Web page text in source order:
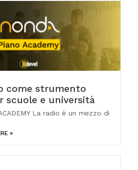
come strumento
scuole e università
La radio è un mezzo di
»